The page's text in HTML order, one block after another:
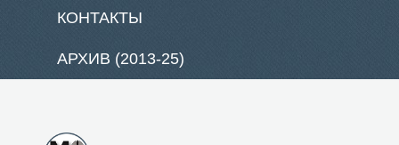
КОНТАКТЫ
АРХИВ (2013-25)